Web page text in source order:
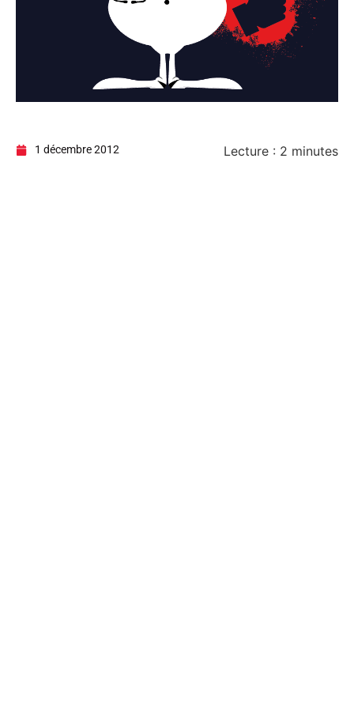
1 décembre 2012 Lecture : 2 minutes